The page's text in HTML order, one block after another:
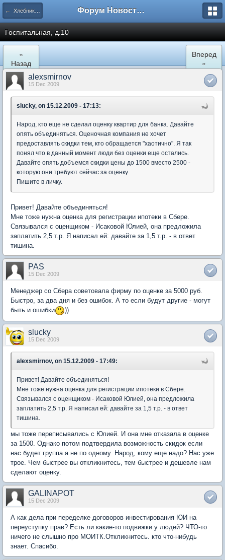
← Хлебниково Форум Новостройки
Госпитальная, д.10
«
Назад
Вперед
»
alexsmirnov
15 Dec 2009
slucky, on 15.12.2009 - 17:13:
Народ, кто еще не сделал оценку квартир для банка. Давайте
опять объединяться. Оценочная компания не хочет
предоставлять скидки тем, кто обращается "хаотично". Я так
понял что в данный момент люди без оценки еще остались.
Давайте опять добъемся скидки цены до 1500 вместо 2500 -
которую они требуют сейчас за оценку.
Пишите в личку.
Привет! Давайте объединяться!
Мне тоже нужна оценка для регистрации ипотеки в Сбере.
Связывался с оценщиком - Исаковой Юлией, она предложила
заплатить 2,5 т.р. Я написал ей: давайте за 1,5 т.р. - в ответ
тишина.
PAS
15 Dec 2009
Менеджер со Сбера советовала фирму по оценке за 5000 руб.
Быстро, за два дня и без ошибок. А то если будут другие - могут
быть и ошибки
))
slucky
15 Dec 2009
alexsmirnov, on 15.12.2009 - 17:49:
Привет! Давайте объединяться!
Мне тоже нужна оценка для регистрации ипотеки в Сбере.
Связывался с оценщиком - Исаковой Юлией, она предложила
заплатить 2,5 т.р. Я написал ей: давайте за 1,5 т.р. - в ответ
тишина.
мы тоже переписывались с Юлией. И она мне отказала в оценке
за 1500. Однако потом подтвердила возможность скидок если
нас будет группа а не по одному. Народ, кому еще надо? Нас уже
трое. Чем быстрее вы откликнитесь, тем быстрее и дешевле нам
сделают оценку.
GALINAPOT
15 Dec 2009
А как дела при переделке договоров инвестирования ЮИ на
переуступку прав? Есть ли какие-то подвижки у людей? ЧТО-то
ничего не слышно про МОИТК.Откликнитесь. кто что-нибудь
знает. Спасибо.